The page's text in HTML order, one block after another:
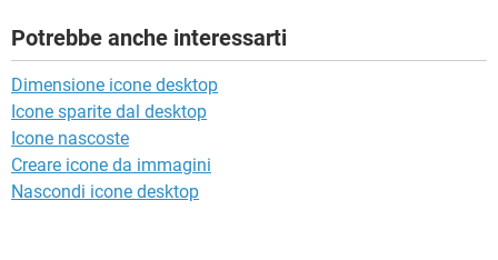
Potrebbe anche interessarti
Dimensione icone desktop
Icone sparite dal desktop
Icone nascoste
Creare icone da immagini
Nascondi icone desktop